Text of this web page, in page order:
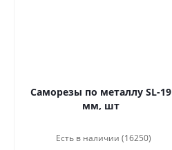
Саморезы по металлу SL-19
мм, шт
Есть в наличии (16250)